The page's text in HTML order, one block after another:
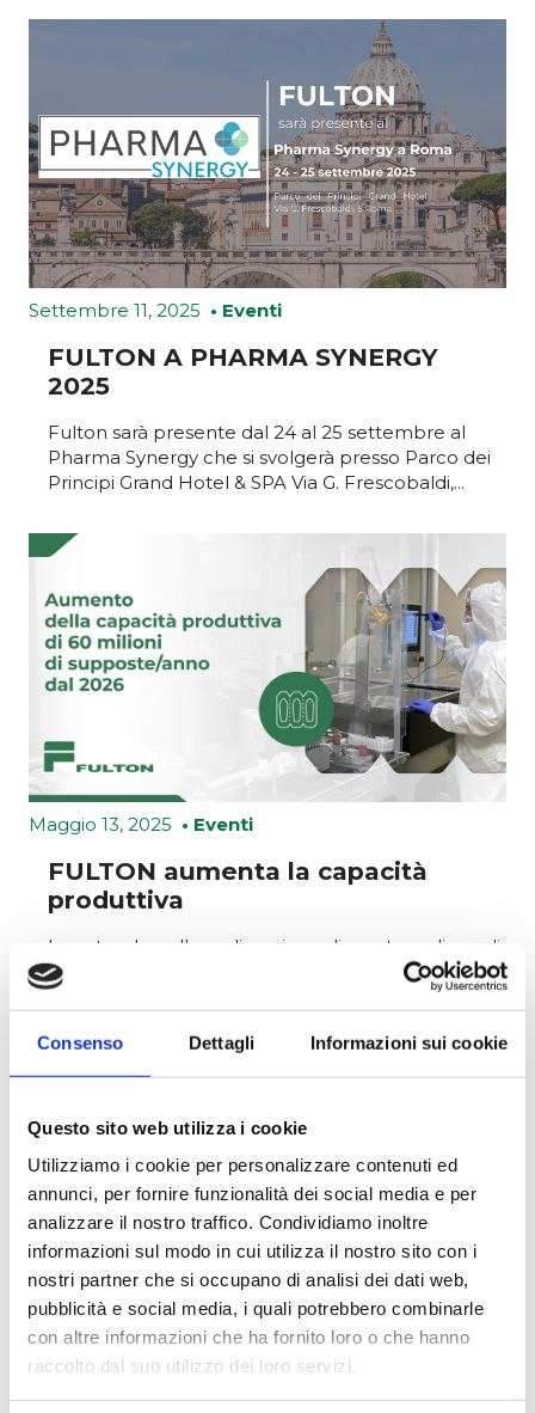
Consenso Dettagli Informazioni sui cookie
Questo sito web utilizza i cookie
Utilizziamo i cookie per personalizzare contenuti ed
annunci, per fornire funzionalità dei social media e per
analizzare il nostro traffico. Condividiamo inoltre
informazioni sul modo in cui utilizza il nostro sito con i
nostri partner che si occupano di analisi dei dati web,
pubblicità e social media, i quali potrebbero combinarle
con altre informazioni che ha fornito loro o che hanno
raccolto dal suo utilizzo dei loro servizi.
Settembre 11, 2025 • Eventi
FULTON A PHARMA SYNERGY
2025
Fulton sarà presente dal 24 al 25 settembre al
Pharma Synergy che si svolgerà presso Parco dei
Principi Grand Hotel & SPA Via G. Frescobaldi,...
Maggio 13, 2025 • Eventi
FULTON aumenta la capacità
produttiva
Investendo nella realizzazione di una terza linea di
produzione completamente automatizzata,
Fulton aumenterà la capacità produttiva annuale
Aprile 23, 2025 • Novità
FULTON e Fondazione Rosangela
D’Ambrosio
FULTON MEDICINALI da 14 anni a fianco di